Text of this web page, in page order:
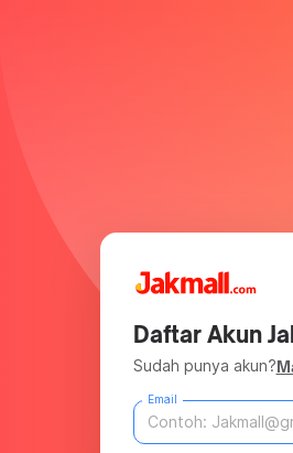
Daftar Akun
Sudah punya akun?
Email